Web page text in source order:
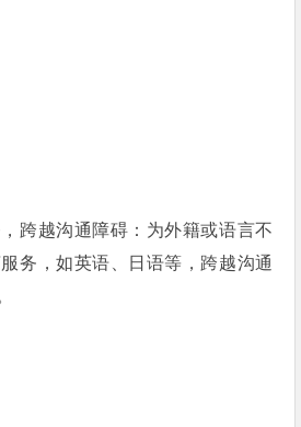
跨越沟通障碍：为外籍或语言不
务，如英语、日语等，跨越沟通